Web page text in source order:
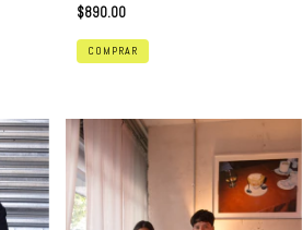
$890.00
COMPRAR